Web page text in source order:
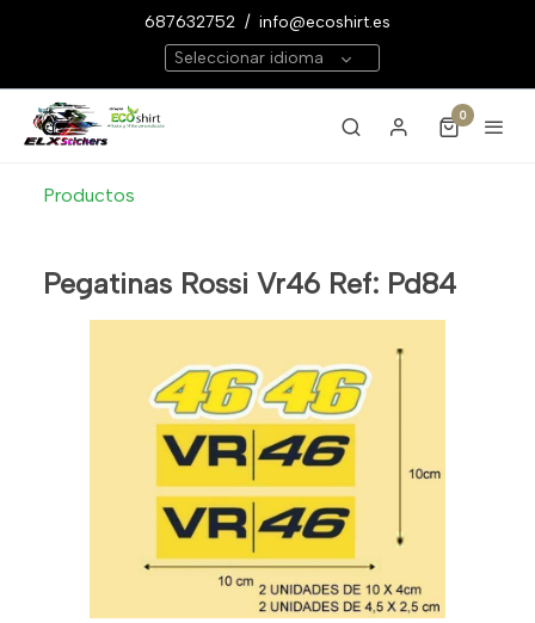
687632752 / info@ecoshirt.es
Seleccionar idioma
0
Productos
Pegatinas Rossi Vr46 Ref: Pd84